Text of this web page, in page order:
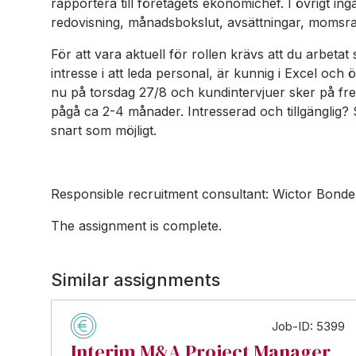
rapportera till företagets ekonomichef. I övrigt
redovisning, månadsbokslut, avsättningar,
För att vara aktuell för rollen krävs att du
intresse i att leda personal, är kunnig i Excel och
nu på torsdag 27/8 och kundintervjuer sker på
pågå ca 2-4 månader. Intresserad och
snart som möjligt.
Responsible recruitment consultant: Wictor Bonde
The assignment is complete.
Similar assignments
Job-ID: 5399